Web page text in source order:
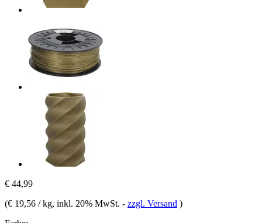
€ 44,99
(€ 19,56 / kg, inkl. 20% MwSt. - zzgl. Versand )